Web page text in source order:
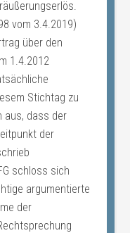
vom 3.4.2019)
über den
1.4.2012
Stichtag zu
aus, dass der
der
schloss sich
argumentierte
der